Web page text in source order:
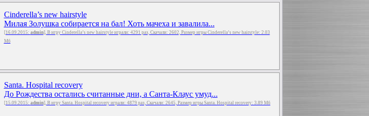
Cinderella’s new hairstyle
Милая Золушка собирается на бал! Хоть мачеха и завалила...
[16.09.2015: admin], В игру Cinderella’s new hairstyle играли: 4291 раз, Скачали: 2602, Размер игры Cinderella’s new hairstyle: 2.03
Мб
Santa. Hospital recovery
До Рождества остались считанные дни, а Санта-Клаус умуд...
[15.09.2015: admin], В игру Santa. Hospital recovery играли: 4879 раз, Скачали: 2645, Размер игры Santa. Hospital recovery: 3.89 Мб